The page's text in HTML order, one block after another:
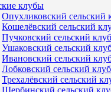
клубы
Опухликовский сельский
Кошелёвский сельский
Пучковский сельский клуб
Ушаковский сельский
Ивановский сельский
Лобковский сельский клуб
Трехалёвский сельский